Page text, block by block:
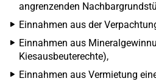
angrenzenden
Einnahmen aus der
Einnahmen aus
Kiesausbeuterechte),
Einnahmen aus Vermietung